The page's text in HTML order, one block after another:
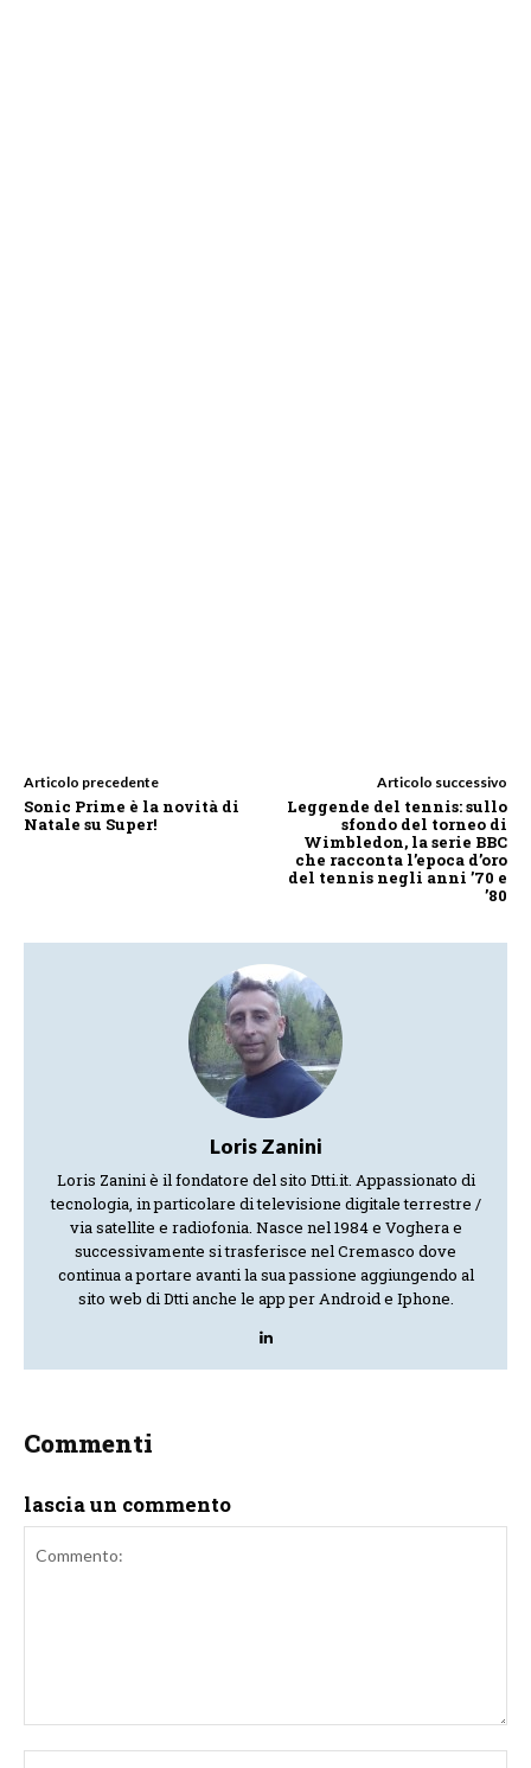
Articolo precedente
Sonic Prime è la novità di
Natale su Super!
Articolo successivo
Leggende del tennis: sullo
sfondo del torneo di
Wimbledon, la serie BBC
che racconta l’epoca d’oro
del tennis negli anni ’70 e
’80
Loris Zanini
Loris Zanini è il fondatore del sito Dtti.it. Appassionato di
tecnologia, in particolare di televisione digitale terrestre /
via satellite e radiofonia. Nasce nel 1984 e Voghera e
successivamente si trasferisce nel Cremasco dove
continua a portare avanti la sua passione aggiungendo al
sito web di Dtti anche le app per Android e Iphone.
Commenti
lascia un commento